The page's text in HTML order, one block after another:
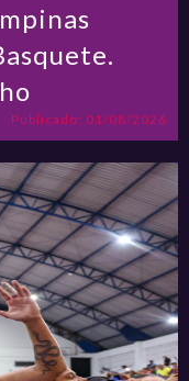
Publicado: 01/08/2026